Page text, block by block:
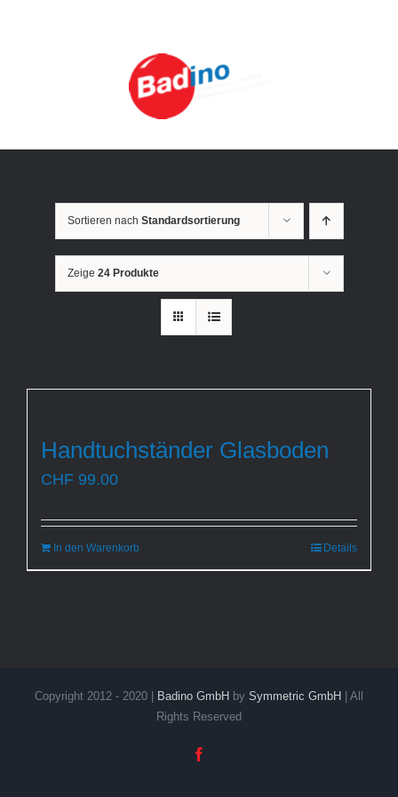
Sortieren nach Standardsortierung
Zeige 24 Produkte
Handtuchständer Glasboden
CHF 99.00
In den Warenkorb Details
Copyright 2012 - 2020 | Badino GmbH by Symmetric GmbH
| All
Rights Reserved